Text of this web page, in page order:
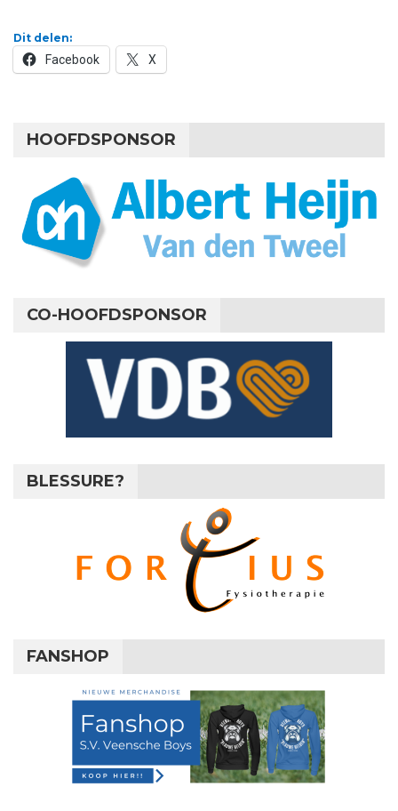
Dit delen:
Facebook X
HOOFDSPONSOR
CO-HOOFDSPONSOR
BLESSURE?
FANSHOP